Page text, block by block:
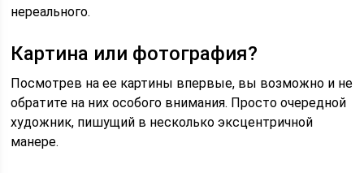
нереального.
Картина или фотография?
Посмотрев на ее картины впервые, вы возможно и не
обратите на них особого внимания. Просто очередной
художник, пишущий в несколько эксцентричной
манере.